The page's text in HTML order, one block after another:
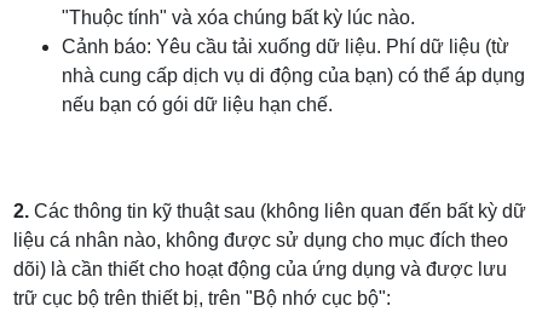
"Thuộc tính" và xóa chúng bất kỳ lúc nào.
Cảnh báo: Yêu cầu tải xuống dữ liệu. Phí dữ liệu (từ
nhà cung cấp dịch vụ di động của bạn) có thể áp dụng
nếu bạn có gói dữ liệu hạn chế.
2.Các thông tin kỹ thuật sau (không liên quan đến bất kỳ dữ
liệu cá nhân nào, không được sử dụng cho mục đích theo
dõi) là cần thiết cho hoạt động của ứng dụng và được lưu
trữ cục bộ trên thiết bị, trên "Bộ nhớ cục bộ":